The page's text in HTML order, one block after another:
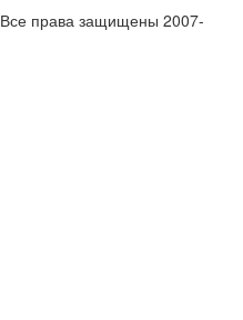
Все права защищены 2007-